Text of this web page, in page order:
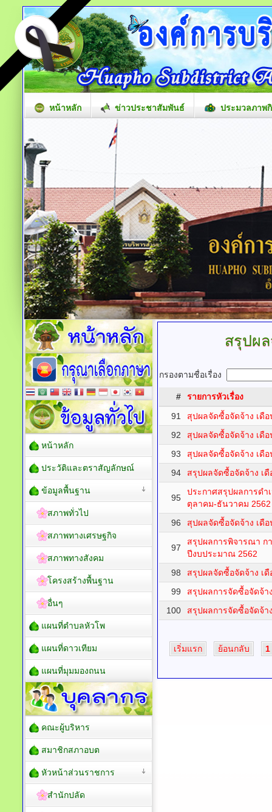
หน้าหลัก ข่าวประชาสัมพันธ์ ประมวลภาพ
สรุปผ
กรองตามชื่อเรื่อง
#
รายการหัวเรื่อง
91
สุปผลจัดซื้อจัดจ้าง เดื
92
สุปผลจัดซื้อจัดจ้าง เดื
93
สุปผลจัดซื้อจัดจ้าง เดื
94
สรุปผลจัดซื้อจัดจ้าง เ
95
ประกาศสรุปผลการดำ
ตุลาคม-ธันวาคม 2562
96
สุปผลจัดซื้อจัดจ้าง เดื
97
สรุปผลการพิจารณา ก
ปีงบประมาณ 2562
98
สรุปผลจัดซื้อจัดจ้าง เ
99
สรุปผลการจัดซื้อจัดจ้า
100
สรุปผลการจัดซื้อจัดจ้า
เริ่มแรก ย้อนกลับ 1
หน้าหลัก
ประวัติและตราสัญลักษณ์
ข้อมูลพื้นฐาน
สภาพทั่วไป
สภาพทางเศรษฐกิจ
สภาพทางสังคม
โครงสร้างพื้นฐาน
อื่นๆ
แผนที่ตำบลหัวโพ
แผนที่ดาวเทียม
แผนที่มุมมองถนน
คณะผู้บริหาร
สมาชิกสภาอบต
หัวหน้าส่วนราชการ
สำนักปลัด